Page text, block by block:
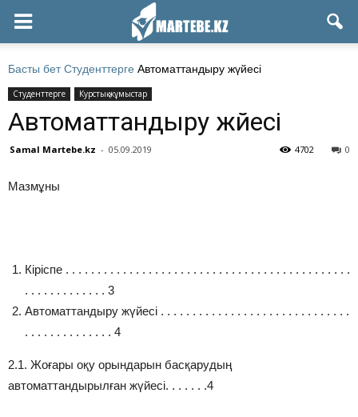
Басты бет Студенттерге Автоматтандыру жүйесі
Студенттерге Курстық жұмыстар
Автоматтандыру жүйесі
Samal Martebe.kz - 05.09.2019 0
4702
Мазмұны
Кіріспе . . . . . . . . . . . . . . . . . . . . . . . . . . . . . . . . . . . . . . . . . . . . .
. . . . . . . . . . . . . 3
Автоматтандыру жүйесі . . . . . . . . . . . . . . . . . . . . . . . . . . . . . .
. . . . . . . . . . . . . . 4
2.1. Жоғары оқу орындарын басқарудың
автоматтандырылған жүйесі. . . . . . .4